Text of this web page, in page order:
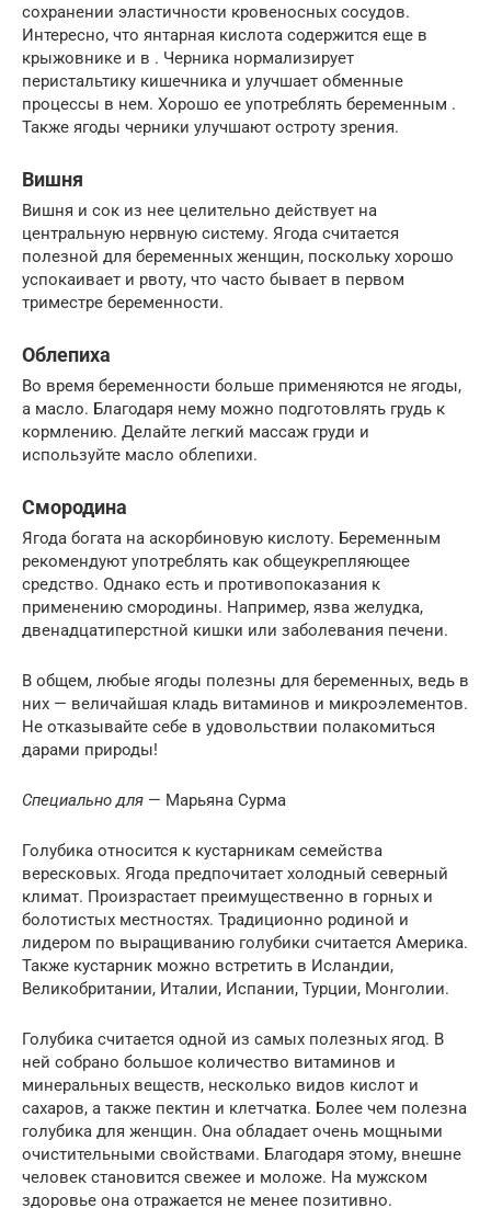
сохранении эластичности кровеносных сосудов.
Интересно, что янтарная кислота содержится еще в
крыжовнике и в . Черника нормализирует
перистальтику кишечника и улучшает обменные
процессы в нем. Хорошо ее употреблять беременным .
Также ягоды черники улучшают остроту зрения.
Вишня
Вишня и сок из нее целительно действует на
центральную нервную систему. Ягода считается
полезной для беременных женщин, поскольку хорошо
успокаивает и рвоту, что часто бывает в первом
триместре беременности.
Облепиха
Во время беременности больше применяются не ягоды,
а масло. Благодаря нему можно подготовлять грудь к
кормлению. Делайте легкий массаж груди и
используйте масло облепихи.
Смородина
Ягода богата на аскорбиновую кислоту. Беременным
рекомендуют употреблять как общеукрепляющее
средство. Однако есть и противопоказания к
применению смородины. Например, язва желудка,
двенадцатиперстной кишки или заболевания печени.
В общем, любые ягоды полезны для беременных, ведь в
них — величайшая кладь витаминов и микроэлементов.
Не отказывайте себе в удовольствии полакомиться
дарами природы!
Специально для — Марьяна Сурма
Голубика относится к кустарникам семейства
вересковых. Ягода предпочитает холодный северный
климат. Произрастает преимущественно в горных и
болотистых местностях. Традиционно родиной и
лидером по выращиванию голубики считается Америка.
Также кустарник можно встретить в Исландии,
Великобритании, Италии, Испании, Турции, Монголии.
Голубика считается одной из самых полезных ягод. В
ней собрано большое количество витаминов и
минеральных веществ, несколько видов кислот и
сахаров, а также пектин и клетчатка. Более чем полезна
голубика для женщин. Она обладает очень мощными
очистительными свойствами. Благодаря этому, внешне
человек становится свежее и моложе. На мужском
здоровье она отражается не менее позитивно.